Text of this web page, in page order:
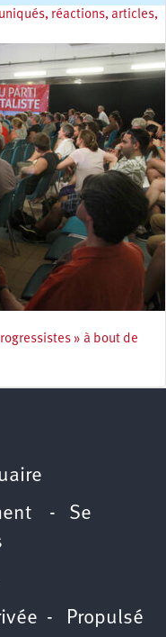
réactions, articles,
» à bout de
- Se
- Propulsé